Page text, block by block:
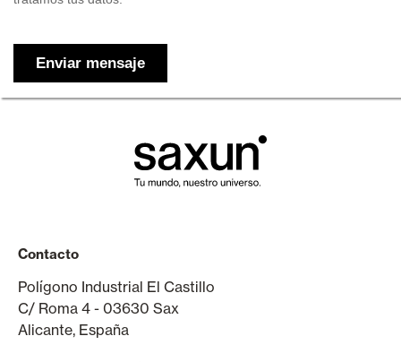
Contacto
Polígono Industrial El Castillo
C/ Roma 4 - 03630 Sax
Alicante, España